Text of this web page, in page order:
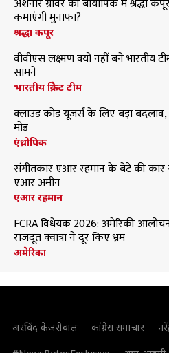
अशनीर ग्रोवर की बायोपिक में श्रद्धा
कमाएंगी मुनाफा?
श्रद्धा कपूर
वीवीएस लक्ष्मण क्यों नहीं बने
सामने
भारतीय क्रिकेट टीम
क्लाउड कोड यूजर्स के लिए बड़ा
मोड
एंथ्रोपिक
संगीतकार एआर रहमान के बेटे की
एआर अमीन
एआर रहमान
FCRA विधेयक 2026: अमेरिकी
राजदूत क्वात्रा ने दूर किए भ्रम
अमेरिका
अरविंद केजरीवाल कांग्रेस समाचार